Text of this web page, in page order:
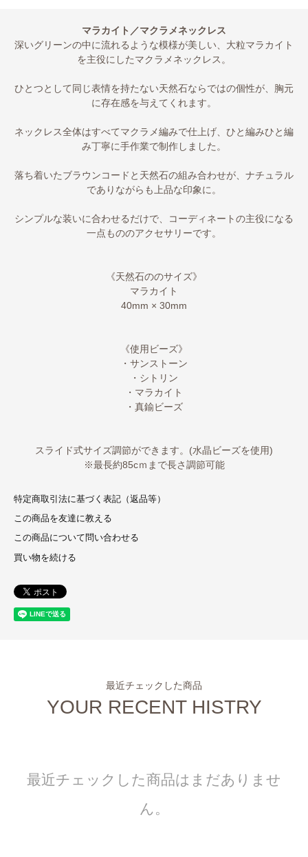
マラカイト／マクラメネックレス
深いグリーンの中に流れるような模様が美しい、大粒マラカイト
を主役にしたマクラメネックレス。
ひとつとして同じ表情を持たない天然石ならではの個性が、胸元
に存在感を与えてくれます。
ネックレス全体はすべてマクラメ編みで仕上げ、ひと編みひと編
み丁寧に手作業で制作しました。
落ち着いたブラウンコードと天然石の組み合わせが、ナチュラル
でありながらも上品な印象に。
シンプルな装いに合わせるだけで、コーディネートの主役になる
一点もののアクセサリーです。
《天然石ののサイズ》
マラカイト
40mm × 30mm
《使用ビーズ》
・サンストーン
・シトリン
・マラカイト
・真鍮ビーズ
スライド式サイズ調節ができます。(水晶ビーズを使用)
※最長約85cｍまで長さ調節可能
特定商取引法に基づく表記（返品等）
この商品を友達に教える
この商品について問い合わせる
買い物を続ける
最近チェックした商品
YOUR RECENT HISTRY
最近チェックした商品はまだありませ
ん。